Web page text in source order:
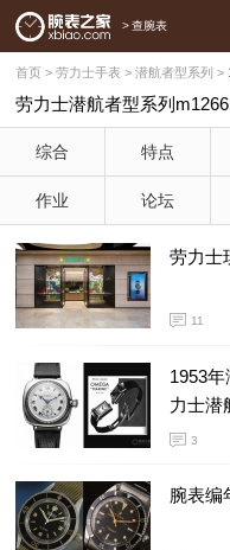
> 查腕表
首页 > 劳力士手表 > 潜航者型系列 >
劳力士潜航者型系列
综合 特点
作业 论坛
劳力士
11
1953
力士潜
3
腕表编